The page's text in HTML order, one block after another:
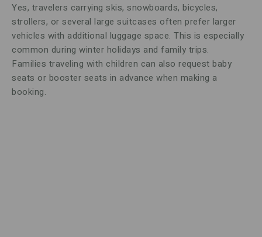
Yes, travelers carrying skis, snowboards, bicycles,
strollers, or several large suitcases often prefer larger
vehicles with additional luggage space. This is especially
common during winter holidays and family trips.
Families traveling with children can also request baby
seats or booster seats in advance when making a
booking.